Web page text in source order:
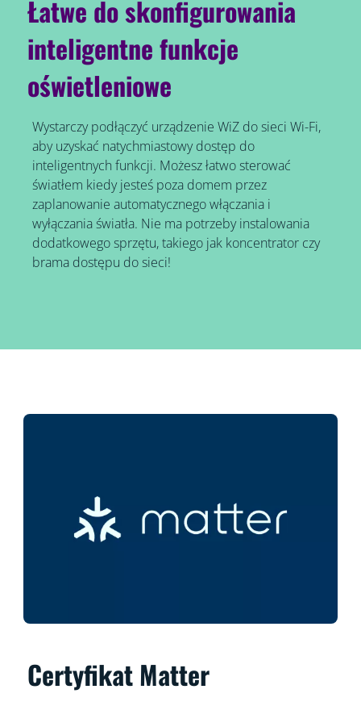
Łatwe do skonfigurowania
inteligentne funkcje
oświetleniowe
Wystarczy podłączyć urządzenie WiZ do sieci Wi-Fi,
aby uzyskać natychmiastowy dostęp do
inteligentnych funkcji. Możesz łatwo sterować
światłem kiedy jesteś poza domem przez
zaplanowanie automatycznego włączania i
wyłączania światła. Nie ma potrzeby instalowania
dodatkowego sprzętu, takiego jak koncentrator czy
brama dostępu do sieci!
Certyfikat Matter